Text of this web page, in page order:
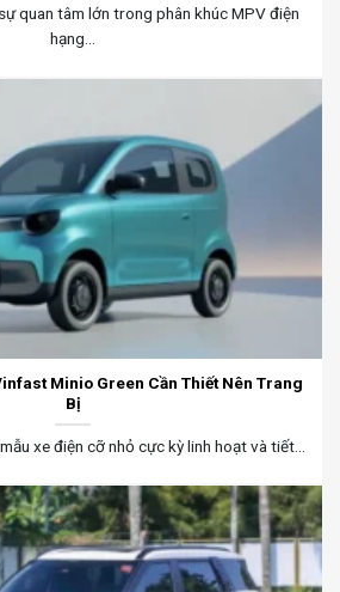
quan tâm lớn trong phân khúc MPV điện
hạng...
Minio Green Cần Thiết Nên Trang
Bị
xe điện cỡ nhỏ cực kỳ linh hoạt và tiết...